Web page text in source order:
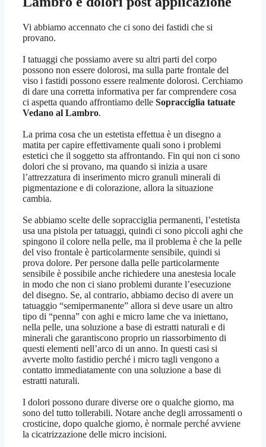
Vi abbiamo accennato che ci sono dei fastidi che si
provano.
I tatuaggi che possiamo avere su altri parti del corpo
possono non essere dolorosi, ma sulla parte frontale del
viso i fastidi possono essere realmente dolorosi. Cerchiamo
di dare una corretta informativa per far comprendere cosa
ci aspetta quando affrontiamo delle Sopracciglia tatuate
Vedano al Lambro.
La prima cosa che un estetista effettua è un disegno a
matita per capire effettivamente quali sono i problemi
estetici che il soggetto sta affrontando. Fin qui non ci sono
dolori che si provano, ma quando si inizia a usare
l’attrezzatura di inserimento micro granuli minerali di
pigmentazione e di colorazione, allora la situazione
cambia.
Se abbiamo scelte delle sopracciglia permanenti, l’estetista
usa una pistola per tatuaggi, quindi ci sono piccoli aghi che
spingono il colore nella pelle, ma il problema è che la pelle
del viso frontale è particolarmente sensibile, quindi si
prova dolore. Per persone dalla pelle particolarmente
sensibile è possibile anche richiedere una anestesia locale
in modo che non ci siano problemi durante l’esecuzione
del disegno. Se, al contrario, abbiamo deciso di avere un
tatuaggio “semipermanente” allora si deve usare un altro
tipo di “penna” con aghi e micro lame che va iniettano,
nella pelle, una soluzione a base di estratti naturali e di
minerali che garantiscono proprio un riassorbimento di
questi elementi nell’arco di un anno. In questi casi si
avverte molto fastidio perché i micro tagli vengono a
contatto immediatamente con una soluzione a base di
estratti naturali.
I dolori possono durare diverse ore o qualche giorno, ma
sono del tutto tollerabili. Notare anche degli arrossamenti o
crosticine, dopo qualche giorno, è normale perché avviene
la cicatrizzazione delle micro incisioni.